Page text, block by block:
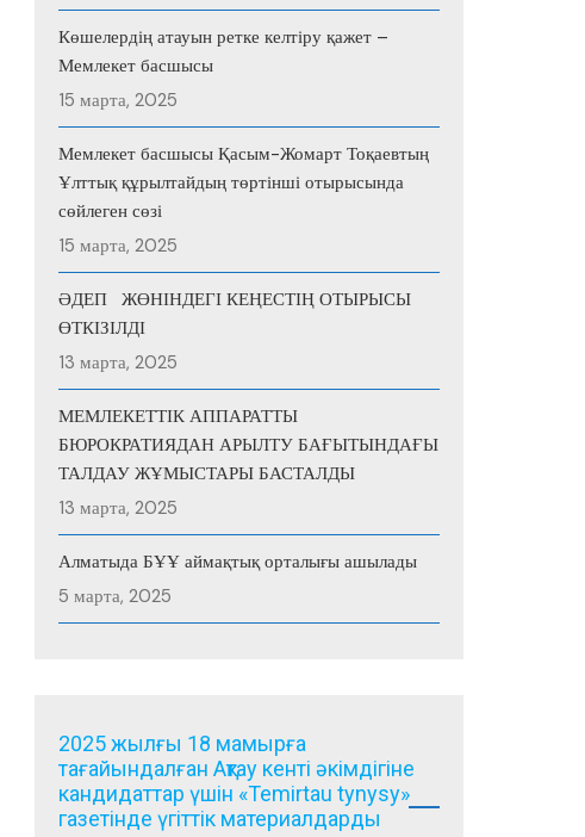
Көшелердің атауын ретке келтіру қажет –
Мемлекет басшысы
15 марта, 2025
Мемлекет басшысы Қасым-Жомарт Тоқаевтың
Ұлттық құрылтайдың төртінші отырысында
сөйлеген сөзі
15 марта, 2025
ӘДЕП ЖӨНІНДЕГІ КЕҢЕСТІҢ ОТЫРЫСЫ
ӨТКІЗІЛДІ
13 марта, 2025
МЕМЛЕКЕТТІК АППАРАТТЫ
БЮРОКРАТИЯДАН АРЫЛТУ БАҒЫТЫНДАҒЫ
ТАЛДАУ ЖҰМЫСТАРЫ БАСТАЛДЫ
13 марта, 2025
Алматыда БҰҰ аймақтық орталығы ашылады
5 марта, 2025
2025 жылғы 18 мамырға
тағайындалған Ақтау кенті әкімдігіне
кандидаттар үшін «Temirtau tynysy»
газетінде үгіттік материалдарды